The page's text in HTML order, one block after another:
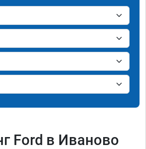
Ford в Иваново